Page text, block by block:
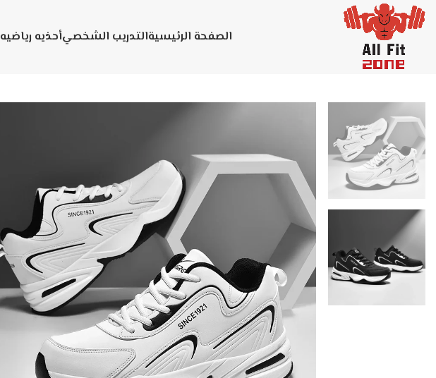
الصفحة الرئيسيةالتدريب الشخصيأحذيه رياضيه